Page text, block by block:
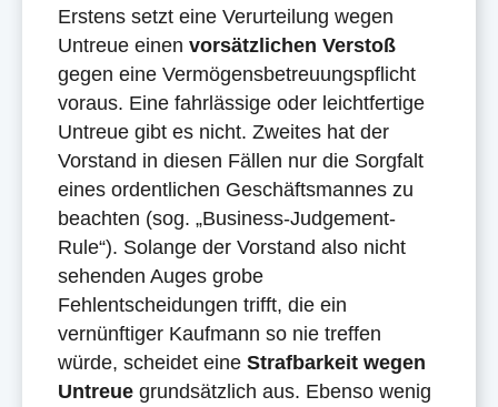
Erstens setzt eine Verurteilung wegen
Untreue einen vorsätzlichen Verstoß
gegen eine Vermögensbetreuungspflicht
voraus. Eine fahrlässige oder leichtfertige
Untreue gibt es nicht. Zweites hat der
Vorstand in diesen Fällen nur die Sorgfalt
eines ordentlichen Geschäftsmannes zu
beachten (sog. „Business-Judgement-
Rule“). Solange der Vorstand also nicht
sehenden Auges grobe
Fehlentscheidungen trifft, die ein
vernünftiger Kaufmann so nie treffen
würde, scheidet eine Strafbarkeit wegen
Untreue grundsätzlich aus. Ebenso wenig